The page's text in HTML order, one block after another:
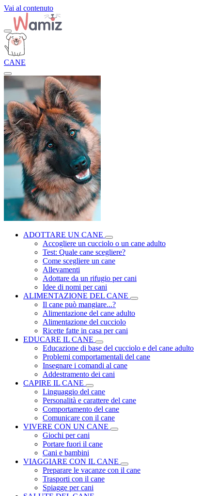
Vai al contenuto
CANE
ADOTTARE UN CANE
Accogliere un cucciolo o un cane adulto
Test: Quale cane scegliere?
Come scegliere un cane
Allevamenti
Adottare da un rifugio per cani
Idee di nomi per cani
ALIMENTAZIONE DEL CANE
Il cane può mangiare...?
Alimentazione del cane adulto
Alimentazione del cucciolo
Ricette fatte in casa per cani
EDUCARE IL CANE
Educazione di base del cucciolo e del cane adulto
Problemi comportamentali del cane
Insegnare i comandi al cane
Addestramento dei cani
CAPIRE IL CANE
Linguaggio del cane
Personalità e carattere del cane
Comportamento del cane
Comunicare con il cane
VIVERE CON UN CANE
Giochi per cani
Portare fuori il cane
Cani e bambini
VIAGGIARE CON IL CANE
Preparare le vacanze con il cane
Trasporti con il cane
Spiagge per cani